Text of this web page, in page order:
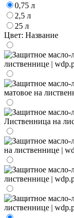
0,75 л
2,5 л
25 л
Цвет: Название